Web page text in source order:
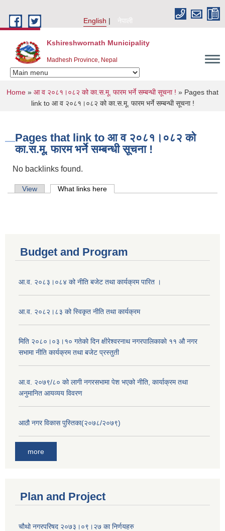
English
नेपाली
Kshireshwornath Municipality
Madhesh Province, Nepal
You are here
Home » आ व २०८१।०८२ को का.स.मू. फारम भर्ने सम्बन्धी सूचना ! » Pages that
link to आ व २०८१।०८२ को का.स.मू. फारम भर्ने सम्बन्धी सूचना !
Pages that link to आ व २०८१।०८२ को
का.स.मू. फारम भर्ने सम्बन्धी सूचना !
No backlinks found.
Primary tabs
View What links here
Budget and Program
आ.व. २०८३।०८४ को नीति बजेट तथा कार्यक्रम पारित ।
आ.व. २०८२।८३ को स्विकृत नीति तथा कार्यक्रम
मिति २०८०।०३।१० गतेकाे दिन क्षीरेश्वरनाथ नगरपालिकाकाे ११ ‍औ नगर
सभामा नीति कार्यक्रम तथा बजेट प्रस्तुती
आ.व. २०७९/८० को लागी नगरसभामा पेश भएको नीति, कार्याक्रम तथा
अनुमानित आयव्यय विवरण
आठौ नगर विकास पुस्तिका(२०७८/२०७९)
more
Plan and Project
चौथो नगरपरिषद २०७३।०९।२७ का निर्णयहरु